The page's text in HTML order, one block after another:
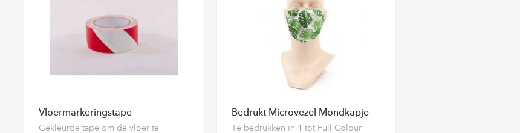
Vloermarkeringstape
Gekleurde tape om de vloer te
Bedrukt Microvezel Mondkapje
Te bedrukken in 1 tot Full Colour